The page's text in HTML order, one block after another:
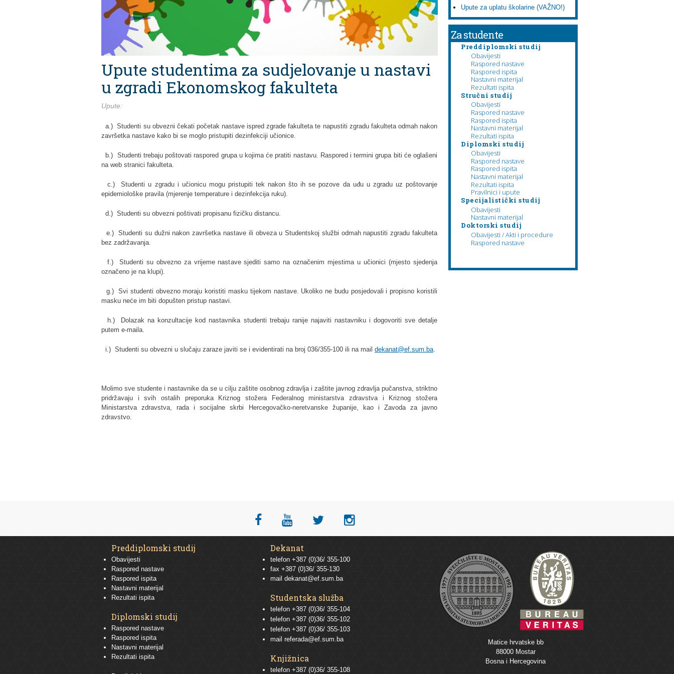
Upute studentima za sudjelovanje u nastavi
u zgradi Ekonomskog fakulteta
Upute:
a.) Studenti su obvezni čekati početak nastave ispred zgrade fakulteta te napustiti zgradu fakulteta odmah nakon
završetka nastave kako bi se moglo pristupiti dezinfekciji učionice.
b.) Studenti trebaju poštovati raspored grupa u kojima će pratiti nastavu. Raspored i termini grupa biti će oglašeni
na web stranici fakulteta.
c.) Studenti u zgradu i učionicu mogu pristupiti tek nakon što ih se pozove da uđu u zgradu uz poštovanje
epidemiološke pravila (mjerenje temperature i dezinfekcija ruku).
d.) Studenti su obvezni poštivati propisanu fizičku distancu.
e.) Studenti su dužni nakon završetka nastave ili obveza u Studentskoj službi odmah napustiti zgradu fakulteta
bez zadržavanja.
f.) Studenti su obvezno za vrijeme nastave sjediti samo na označenim mjestima u učionici (mjesto sjedenja
označeno je na klupi).
g.) Svi studenti obvezno moraju koristiti masku tijekom nastave. Ukoliko ne budu posjedovali i propisno koristili
masku neće im biti dopušten pristup nastavi.
h.) Dolazak na konzultacije kod nastavnika studenti trebaju ranije najaviti nastavniku i dogovoriti sve detalje
putem e-maila.
i.) Studenti su obvezni u slučaju zaraze javiti se i evidentirati na broj 036/355-100 ili na mail dekanat@ef.sum.ba.
Molimo sve studente i nastavnike da se u cilju zaštite osobnog zdravlja i zaštite javnog zdravlja pučanstva, striktno
pridržavaju i svih ostalih preporuka Kriznog stožera Federalnog ministarstva zdravstva i Kriznog stožera
Ministarstva zdravstva, rada i socijalne skrbi Hercegovačko-neretvanske županije, kao i Zavoda za javno
zdravstvo.
Upute za uplatu školarine (VAŽNO!)
Za studente
Preddiplomski studij
Obavijesti
Raspored nastave
Raspored ispita
Nastavni materijal
Rezultati ispita
Stručni studij
Obavijesti
Raspored nastave
Raspored ispita
Nastavni materijal
Rezultati ispita
Diplomski studij
Obavijesti
Raspored nastave
Raspored ispita
Nastavni materijal
Rezultati ispita
Pravilnici i upute
Specijalistički studij
Obavijesti
Nastavni materijal
Doktorski studij
Obavijesti / Akti i procedure
Raspored nastave
Preddiplomski studij
Obavijesti
Raspored nastave
Raspored ispita
Nastavni materijal
Rezultati ispita
Diplomski studij
Raspored nastave
Raspored ispita
Nastavni materijal
Rezultati ispita
Dekanat
telefon +387 (0)36/ 355-100
fax +387 (0)36/ 355-130
mail dekanat@ef.sum.ba
Studentska služba
telefon +387 (0)36/ 355-104
telefon +387 (0)36/ 355-102
telefon +387 (0)36/ 355-103
mail referada@ef.sum.ba
Knjižnica
telefon +387 (0)36/ 355-108
Matice hrvatske bb
88000 Mostar
Bosna i Hercegovina